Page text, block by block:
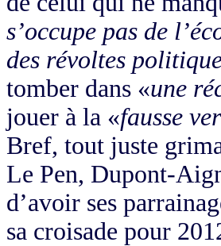
s’occupe pas de
des révoltes
tomber dans «une
jouer à la «fausse
Bref, tout juste
Le Pen, Dupont-
d’avoir ses
sa croisade pour